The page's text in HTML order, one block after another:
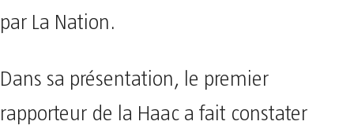
par La Nation.
Dans sa présentation, le premier
rapporteur de la Haac a fait constater